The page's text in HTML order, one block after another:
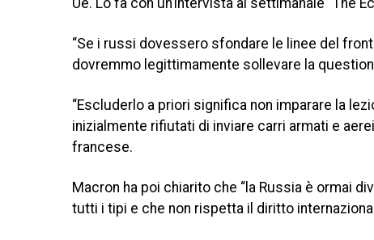
Ue. Lo fa con un’intervista al settimanale “The
“Se i russi dovessero sfondare le linee del
dovremmo legittimamente sollevare la
“Escluderlo a priori significa non imparare la
inizialmente rifiutati di inviare carri armati e
francese.
Macron ha poi chiarito che “la Russia è ormai
tutti i tipi e che non rispetta il diritto